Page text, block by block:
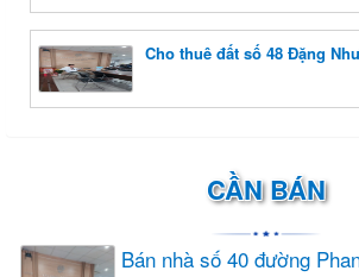
Cho thuê đất số 48 Đặng
CẦN BÁN
Bán nhà số 40 đường